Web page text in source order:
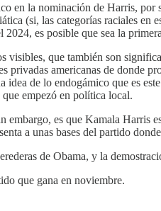
en la nominación de Harris, por
(si, las categorías raciales en
2024, es posible que sea la
visibles, que también son
privadas americanas de donde
idea de lo endogámico que es
que empezó en política local.
embargo, es que Kamala Harris
a unas bases del partido
de Obama, y la
que gana en noviembre.